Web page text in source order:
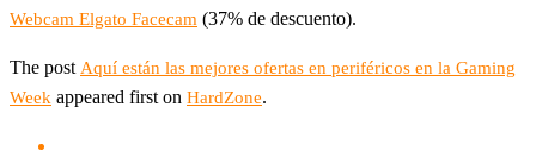
Webcam Elgato Facecam (37% de descuento).
The post Aquí están las mejores ofertas en periféricos en la Gaming
Week appeared first on HardZone.